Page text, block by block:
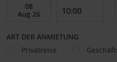
ART DER ANMIETUNG
Privatreise